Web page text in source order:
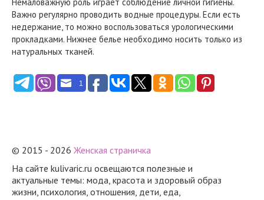
Важно регулярно проводить водные процедуры. Если есть
недержание, то можно воспользоваться урологическими
прокладками. Нижнее белье необходимо носить только из
натуральных тканей.
1
© 2015 - 2026 Женская страничка
На сайте kulivaric.ru освещаются полезные и
актуальные темы: мода, красота и здоровый образ
жизни, психология, отношения, дети, еда,